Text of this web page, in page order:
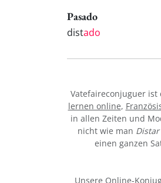
Pasado
distado
Vatefaireconjuguer ist
lernen online,
in allen Zeiten und
nicht wie man Distar
einen ganzen
Unsere Online-